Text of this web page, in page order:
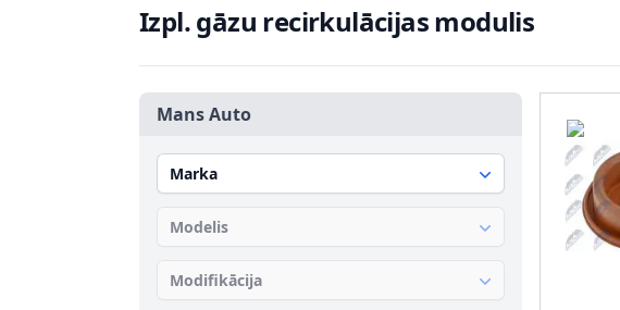
Izpl. gāzu recirkulācijas modulis
Mans Auto
Marka
Modelis
Modifikācija